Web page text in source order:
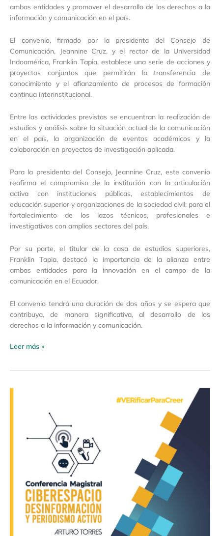
ambas entidades y promover el desarrollo de los derechos a la
información y comunicación en el país.
El convenio, firmado por la presidenta del Consejo de
Comunicación, Jeannine Cruz, y el rector de la Universidad
Indoamérica, Franklin Tapia, establece una serie de acciones y
proyectos conjuntos que permitirán la transferencia de
conocimiento y el afianzamiento de procesos de formación
continua interinstitucional.
Entre las actividades previstas se encuentran la realización de
estudios y análisis sobre la situación actual de la comunicación
en el país, la organización de eventos académicos y la
colaboración en proyectos de investigación aplicada.
Para la presidenta del Consejo, Jeannine Cruz, este convenio
reafirma el compromiso de la institución con la articulación
activa con instituciones públicas, establecimientos de
educación superior y organizaciones de la sociedad civil; para el
fortalecimiento de los lazos técnicos, profesionales e
investigativos con amplios sectores del país.
Por su parte, el titular de la casa de estudios superiores,
Franklin Tapia, destacó la importancia de la alianza entre
ambas entidades para la innovación en el campo de la
comunicación en el Ecuador.
El convenio tendrá una duración de dos años y se espera que
contribuya, de manera significativa, al desarrollo de los
derechos a la información y comunicación.
Leer más »
«Ciberespacio,
desinformación